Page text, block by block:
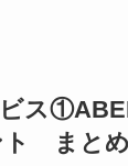
ス
ト まとめ